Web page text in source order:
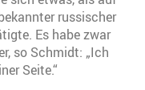
russischer
Es habe zwar
so Schmidt: „Ich
Seite.“